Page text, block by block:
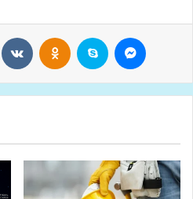
LinkedIn VKontakteOdnoklassniki
Skype